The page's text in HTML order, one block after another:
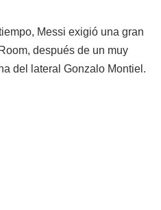
Messi exigió una gran
después de un muy
del lateral Gonzalo Montiel.